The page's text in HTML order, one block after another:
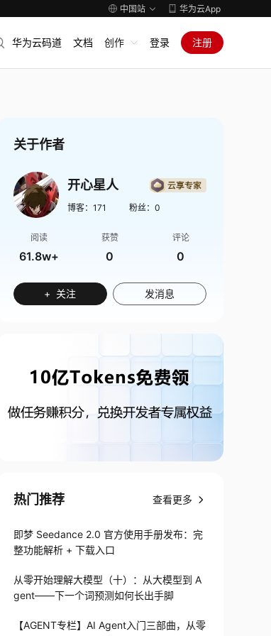
中国站 华为云App
华为云码道 文档 创作 登录 注册
关于作者
开心星人
博客： 171 粉丝： 0
阅读
61.8w+
获赞
0
评论
0
+ 关注 发消息
热门推荐 查看更多
即梦 Seedance 2.0 官方使用手册发布：完
整功能解析 + 下载入口
从零开始理解大模型（十）：从大模型到 A
gent——下一个词预测如何长出手脚
【AGENT专栏】AI Agent入门三部曲，从零